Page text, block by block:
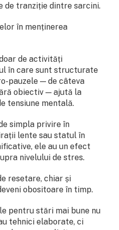
de tranziție dintre sarcini.
în menținerea
de activități
în care sunt structurate
pauzele — de câteva
obiectiv — ajută la
tensiune mentală.
simpla privire în
lente sau statul în
ele au un efect
nivelului de stres.
resetare, chiar și
obositoare în timp.
pentru stări mai bune nu
tehnici elaborate, ci